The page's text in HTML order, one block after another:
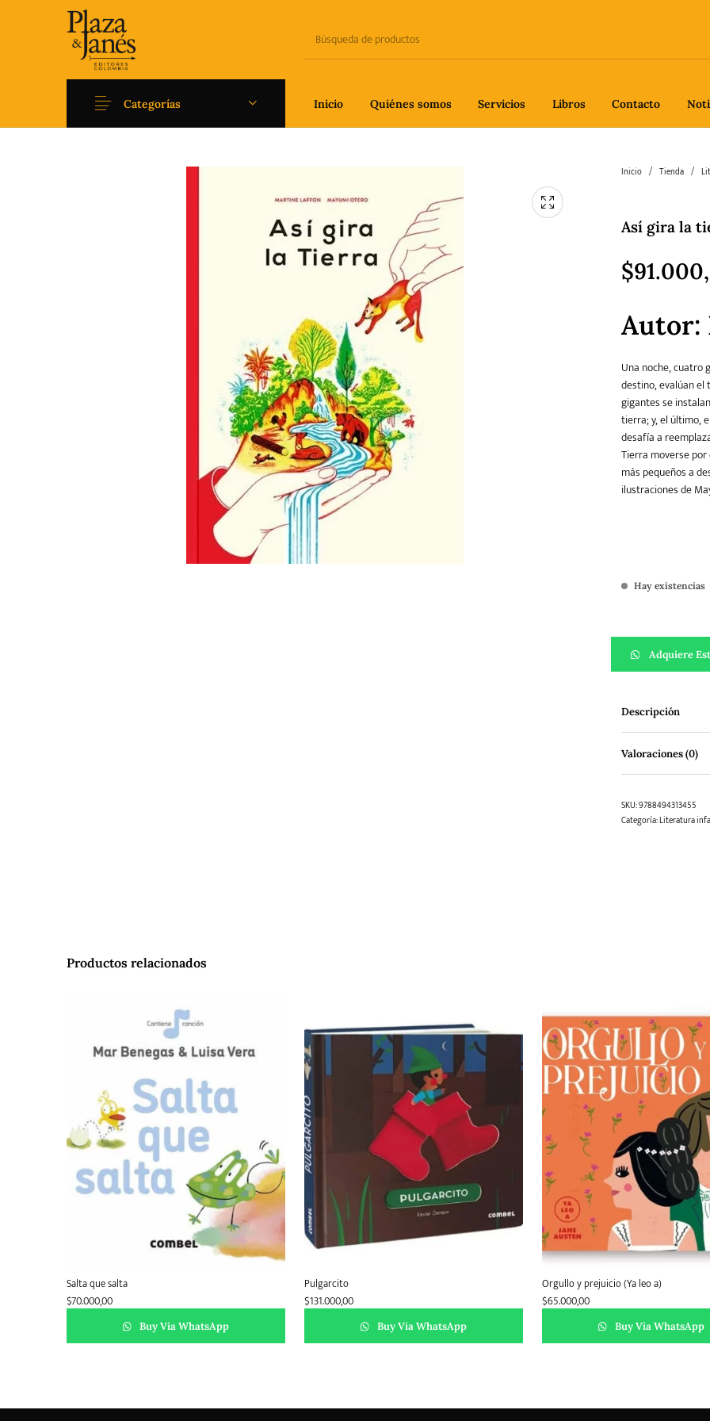
Inicio Quiénes somos Servicios Libros Contacto
Categorías
Filosofía Gastronomía
Pedagogía
Teatro Young Adult
Inicio / Tienda /
Así gira la
$
Autor:
Una noche, cuatro
destino, evalúan el
gigantes se
tierra; y, el último,
desafía a
Tierra moverse
más pequeños a
ilustraciones de
Hay existencias
Adquiere
Descripción
Valoraciones (0)
SKU:9788494313455
Categoría:Literatura
Productos relacionados
Salta que salta
$70.000,00
Buy Via WhatsApp
Pulgarcito
$131.000,00
Buy Via WhatsApp
Orgullo y prejuicio (Ya leo a)
$65.000,00
Buy Via WhatsApp